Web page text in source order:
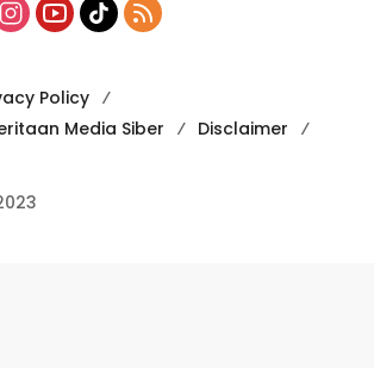
Policy
Media Siber
Disclaimer